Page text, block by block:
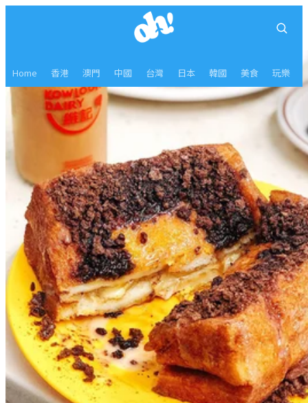
Home 香港 澳門 中國 台灣 日本 韓國 美食 玩樂